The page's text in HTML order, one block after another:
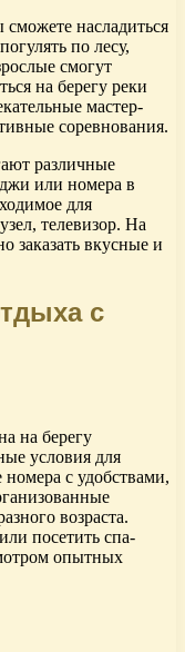
насладиться
по лесу,
смогут
на берегу реки
мастер-
соревнования.
различные
или номера в
для
телевизор. На
заказать вкусные и
с
на берегу
условия для
номера с удобствами,
возраста.
посетить спа-
опытных